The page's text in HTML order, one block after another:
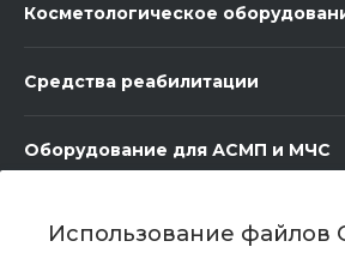
Использование файлов
Косметологическое
Средства реабилитации
Оборудование для АСМП и МЧС